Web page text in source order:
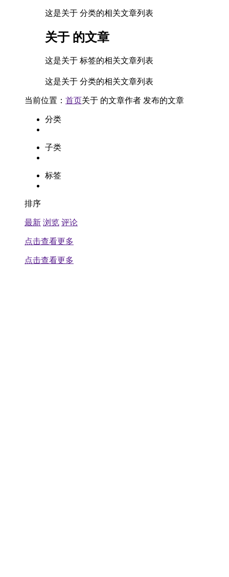
这是关于 分类的相关文章列表
关于 的文章
这是关于 标签的相关文章列表
这是关于 分类的相关文章列表
当前位置： 首页关于 的文章作者 发布的文章
分类
子类
标签
排序
最新 浏览 评论
点击查看更多
点击查看更多